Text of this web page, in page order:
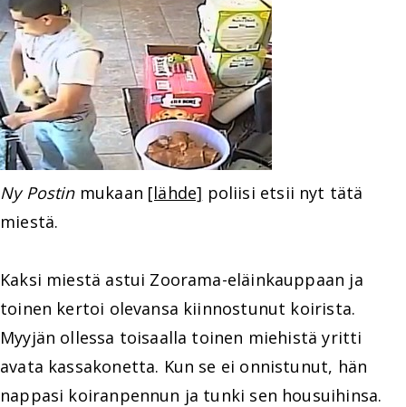
Ny Postinmukaan [lähde] poliisi etsii nyt tätä
miestä.
Kaksi miestä astui Zoorama-eläinkauppaan ja
toinen kertoi olevansa kiinnostunut koirista.
Myyjän ollessa toisaalla toinen miehistä yritti
avata kassakonetta. Kun se ei onnistunut, hän
nappasi koiranpennun ja tunki sen housuihinsa.